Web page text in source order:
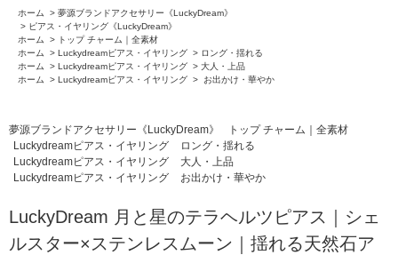
ホーム > 夢源ブランドアクセサリー《LuckyDream》
> ピアス・イヤリング《LuckyDream》
ホーム
> トップ チャーム｜全素材
ホーム
> Luckydreamピアス・イヤリング > ロング・揺れる
ホーム
> Luckydreamピアス・イヤリング > 大人・上品
ホーム
> Luckydreamピアス・イヤリング > お出かけ・華やか
夢源ブランドアクセサリー《LuckyDream》
トップ チャーム｜全素材
Luckydreamピアス・イヤリング
ロング・揺れる
Luckydreamピアス・イヤリング
大人・上品
Luckydreamピアス・イヤリング
お出かけ・華やか
LuckyDream 月と星のテラヘルツピアス｜シェ
ルスター×ステンレスムーン｜揺れる天然石ア